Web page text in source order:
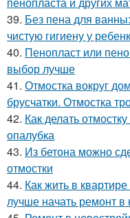
39. Без пена для
чистую гигиену у
40. Пенопласт или
выбор лучше
41. Отмостка вокруг
брусчатки. Отмостка
42. Как делать
опалубка
43. Из бетона можно
отмостки
44. Как жить в
лучше начать ремонт в